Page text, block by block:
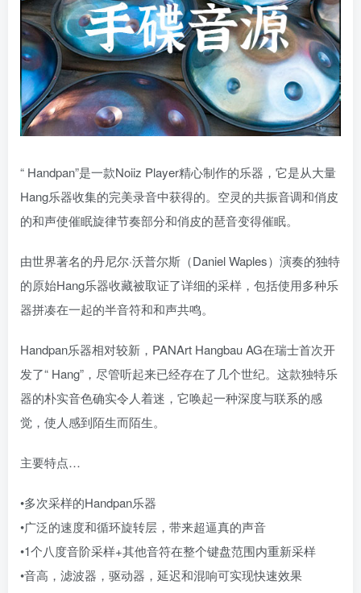
“ Handpan”是一款Noiiz Player精心制作的乐器，它是从大量
Hang乐器收集的完美录音中获得的。空灵的共振音调和俏皮
的和声使催眠旋律节奏部分和俏皮的琶音变得催眠。
由世界著名的丹尼尔·沃普尔斯（Daniel Waples）演奏的独特
的原始Hang乐器收藏被取证了详细的采样，包括使用多种乐
器拼凑在一起的半音符和和声共鸣。
Handpan乐器相对较新，PANArt Hangbau AG在瑞士首次开
发了“ Hang”，尽管听起来已经存在了几个世纪。这款独特乐
器的朴实音色确实令人着迷，它唤起一种深度与联系的感
觉，使人感到陌生而陌生。
主要特点…
•多次采样的Handpan乐器
•广泛的速度和循环旋转层，带来超逼真的声音
•1个八度音阶采样+其他音符在整个键盘范围内重新采样
•音高，滤波器，驱动器，延迟和混响可实现快速效果